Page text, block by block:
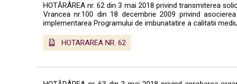
HOTĂRÂREA nr. 62 din 3 mai 2018 privind transmiterea
Vrancea nr.100 din 18 decembrie 2009 privind
implementarea Programului de imbunatatire a calitatii
HOTARAREA NR. 62